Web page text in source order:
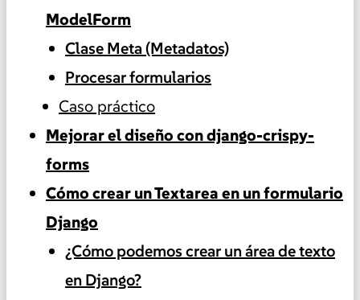
ModelForm
Clase Meta (Metadatos)
Procesar formularios
Caso práctico
Mejorar el diseño con django-crispy-
forms
Cómo crear un Textarea en un formulario
Django
¿Cómo podemos crear un área de texto
en Django?